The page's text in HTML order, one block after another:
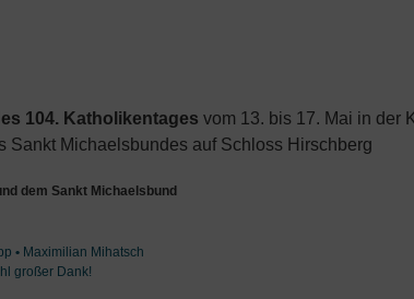
104. Katholikentages vom 13. bis 17. Mai in der
Sankt Michaelsbundes auf Schloss Hirschberg
dem Sankt Michaelsbund
• Maximilian Mihatsch
großer Dank!